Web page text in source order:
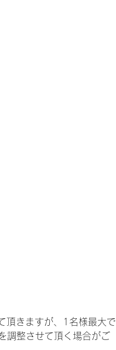
頂きますが、1名様最大で
調整させて頂く場合がご